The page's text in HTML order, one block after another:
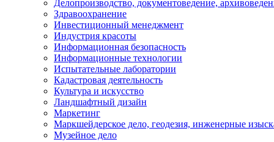
Делопроизводство, документоведение,
Здравоохранение
Инвестиционный менеджмент
Индустрия красоты
Информационная безопасность
Информационные технологии
Испытательные лаборатории
Кадастровая деятельность
Культура и искусство
Ландшафтный дизайн
Маркетинг
Маркшейдерское дело, геодезия, инженерные
Музейное дело